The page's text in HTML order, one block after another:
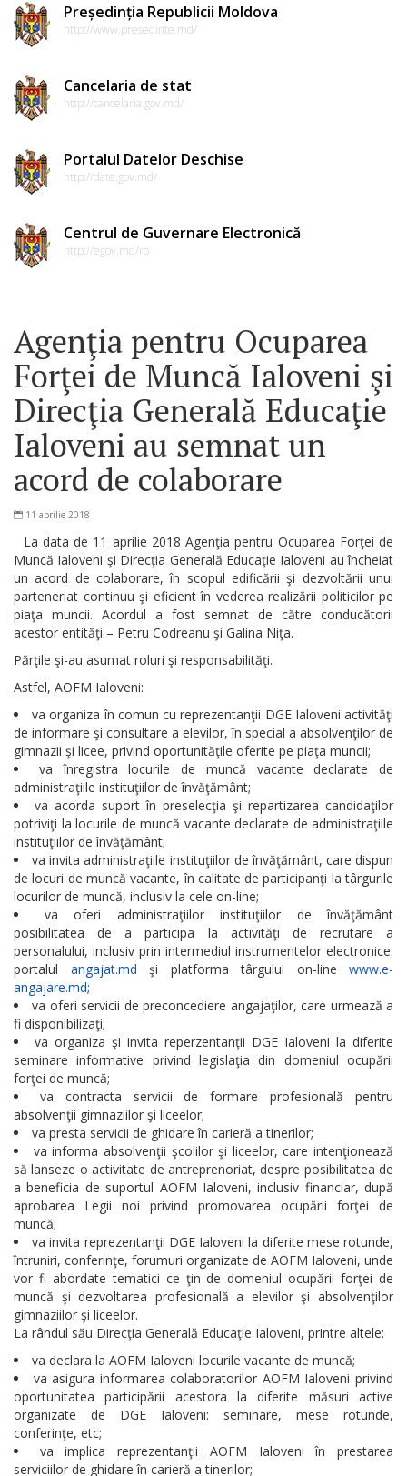
Președinția Republicii Moldova
http://www.presedinte.md/
Cancelaria de stat
http://cancelaria.gov.md/
Portalul Datelor Deschise
http://date.gov.md/
Centrul de Guvernare Electronică
http://egov.md/ro
Agenţia pentru Ocuparea
Forţei de Muncă Ialoveni şi
Direcţia Generală Educaţie
Ialoveni au semnat un
acord de colaborare
11 aprilie 2018
La data de 11 aprilie 2018 Agenţia pentru Ocuparea Forţei de
Muncă Ialoveni şi Direcţia Generală Educaţie Ialoveni au încheiat
un acord de colaborare, în scopul edificării şi dezvoltării unui
parteneriat continuu şi eficient în vederea realizării politicilor pe
piaţa muncii. Acordul a fost semnat de către conducătorii
acestor entităţi – Petru Codreanu şi Galina Niţa.
Părţile şi-au asumat roluri şi responsabilităţi.
Astfel, AOFM Ialoveni:
va organiza în comun cu reprezentanţii DGE Ialoveni activităţi
de informare şi consultare a elevilor, în special a absolvenţilor de
gimnazii şi licee, privind oportunităţile oferite pe piaţa muncii;
va înregistra locurile de muncă vacante declarate de
administraţiile instituţiilor de învăţământ;
va acorda suport în preselecţia şi repartizarea candidaţilor
potriviţi la locurile de muncă vacante declarate de administraţiile
instituţiilor de învăţământ;
va invita administraţiile instituţiilor de învăţământ, care dispun
de locuri de muncă vacante, în calitate de participanţi la târgurile
locurilor de muncă, inclusiv la cele on-line;
va oferi administraţiilor instituţiilor de învăţământ
posibilitatea de a participa la activităţi de recrutare a
personalului, inclusiv prin intermediul instrumentelor electronice:
portalul angajat.md şi platforma târgului on-line www.e-
angajare.md;
va oferi servicii de preconcediere angajaţilor, care urmează a
fi disponibilizaţi;
va organiza şi invita reperzentanţii DGE Ialoveni la diferite
seminare informative privind legislaţia din domeniul ocupării
forţei de muncă;
va contracta servicii de formare profesională pentru
absolvenţii gimnaziilor şi liceelor;
va presta servicii de ghidare în carieră a tinerilor;
va informa absolvenţii şcolilor şi liceelor, care intenţionează
să lanseze o activitate de antreprenoriat, despre posibilitatea de
a beneficia de suportul AOFM Ialoveni, inclusiv financiar, după
aprobarea Legii noi privind promovarea ocupării forţei de
muncă;
va invita reprezentanţii DGE Ialoveni la diferite mese rotunde,
întruniri, conferinţe, forumuri organizate de AOFM Ialoveni, unde
vor fi abordate tematici ce ţin de domeniul ocupării forţei de
muncă şi dezvoltarea profesională a elevilor şi absolvenţilor
gimnaziilor şi liceelor.
La rândul său Direcţia Generală Educaţie Ialoveni, printre altele:
va declara la AOFM Ialoveni locurile vacante de muncă;
va asigura informarea colaboratorilor AOFM Ialoveni privind
oportunitatea participării acestora la diferite măsuri active
organizate de DGE Ialoveni: seminare, mese rotunde,
conferinţe, etc;
va implica reprezentanţii AOFM Ialoveni în prestarea
serviciilor de ghidare în carieră a tinerilor;